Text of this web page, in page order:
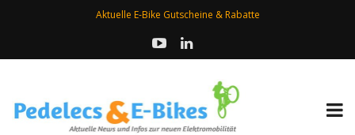
Aktuelle E-Bike Gutscheine & Rabatte